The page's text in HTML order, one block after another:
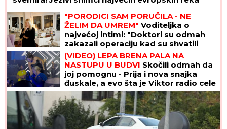
"PORODICI SAM PORUČILA - NE
ŽELIM DA UMREM" Voditeljka o
najvećoj intimi: "Doktori su odmah
zakazali operaciju kad su shvatili
stanje stvari", ovo je samo jednom
pričala
(VIDEO) LEPA BRENA PALA NA
NASTUPU U BUDVI Skočili odmah da
joj pomognu - Prija i nova snajka
đuskale, a evo šta je Viktor radio cele
noći